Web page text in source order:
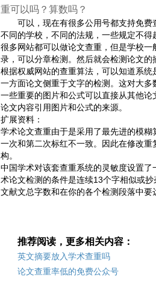
重可以吗？算数吗？
可以，现在有很多公用号都支持免费
不同的学校，不同的法规，一些规定不得
很多网站都可以做论文查重，但是学校
录，可以分章检测。然后就会检测论文的
根据权威网站的查重算法，可以知道系
一方面论文侧重于文字的检测。这对大多
一些重要的图片和公式可以直接从其他
论文内容引用图片和公式的来源。
扩展资料：
学术论文查重由于是采用了最先进的模
一次和第二次标红不一致。因此在修改
构。
中国学术对该套查重系统的灵敏度设置
术论文检测的条件是连续13个字相似或
文献文总字数和在你的各个检测段落中要
推荐阅读，更多相关内容：
英文摘要放入学术查重吗
论文查重率低的免费公众号